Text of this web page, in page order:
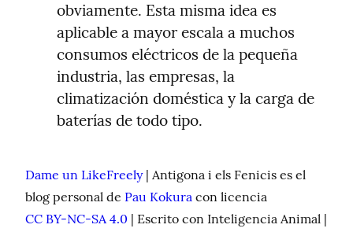
obviamente. Esta misma idea es
aplicable a mayor escala a muchos
consumos eléctricos de la pequeña
industria, las empresas, la
climatización doméstica y la carga de
baterías de todo tipo.
Dame un LikeFreely | Antigona i els Fenicis es el
blog personal de Pau Kokura con licencia
CC BY-NC-SA 4.0